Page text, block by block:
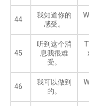
44
我知道你的
感受。
45
听到这个消
息我很难
受。
46
我可以做到
的。